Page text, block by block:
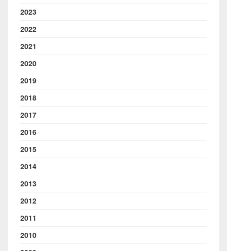
2023
2022
2021
2020
2019
2018
2017
2016
2015
2014
2013
2012
2011
2010